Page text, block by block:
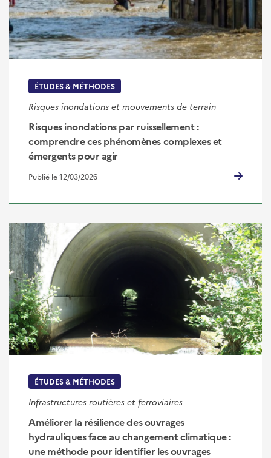
ÉTUDES & MÉTHODES
Risques inondations et mouvements de terrain
Risques inondations par ruissellement :
comprendre ces phénomènes complexes et
émergents pour agir
Publié le 12/03/2026
ÉTUDES & MÉTHODES
Infrastructures routières et ferroviaires
Améliorer la résilience des ouvrages
hydrauliques face au changement climatique :
une méthode pour identifier les ouvrages